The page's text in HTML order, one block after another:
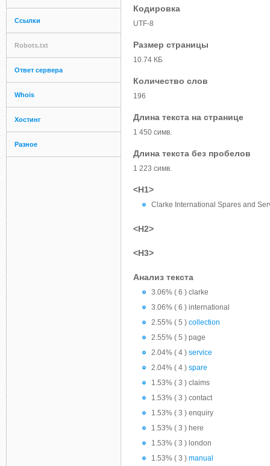
Ссылки
Robots.txt
Ответ сервера
Whois
Хостинг
Разное
Кодировка
UTF-8
Размер страницы
10.74 КБ
Количество слов
196
Длина текста на странице
1 450 симв.
Длина текста без пробелов
1 223 симв.
<H1>
Clarke International Spares and
<H2>
<H3>
Анализ текста
3.06% ( 6 ) clarke
3.06% ( 6 ) international
2.55% ( 5 ) collection
2.55% ( 5 ) page
2.04% ( 4 ) service
2.04% ( 4 ) spare
1.53% ( 3 ) claims
1.53% ( 3 ) contact
1.53% ( 3 ) enquiry
1.53% ( 3 ) here
1.53% ( 3 ) london
1.53% ( 3 ) manual